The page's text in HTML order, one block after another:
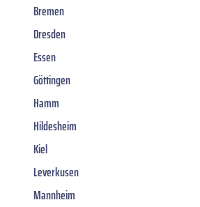
Bremen
Dresden
Essen
Göttingen
Hamm
Hildesheim
Kiel
Leverkusen
Mannheim